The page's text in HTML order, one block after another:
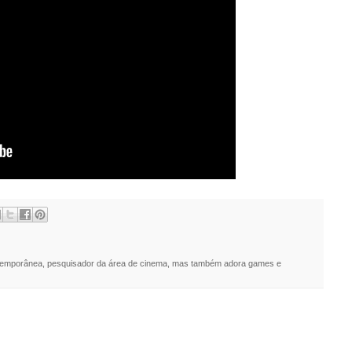
pesquisador da área de cinema, mas também adora games e